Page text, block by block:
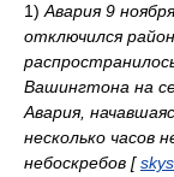
1) Авария 9
отключился
Вашингтона на
Авария,
несколько часов
небоскребов [